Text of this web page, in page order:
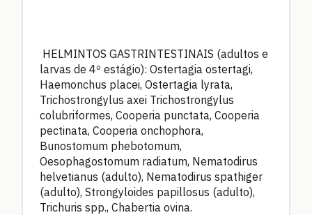
HELMINTOS GASTRINTESTINAIS (adultos e
larvas de 4º estágio): Ostertagia ostertagi,
Haemonchus placei, Ostertagia lyrata,
Trichostrongylus axei Trichostrongylus
colubriformes, Cooperia punctata, Cooperia
pectinata, Cooperia onchophora,
Bunostomum phebotomum,
Oesophagostomum radiatum, Nematodirus
helvetianus (adulto), Nematodirus spathiger
(adulto), Strongyloides papillosus (adulto),
Trichuris spp., Chabertia ovina.